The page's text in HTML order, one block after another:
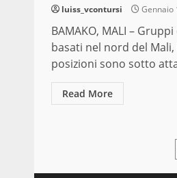
luiss_vcontursi Gennaio
BAMAKO, MALI –
basati nel nord del Mali,
posizioni sono sotto
Read More